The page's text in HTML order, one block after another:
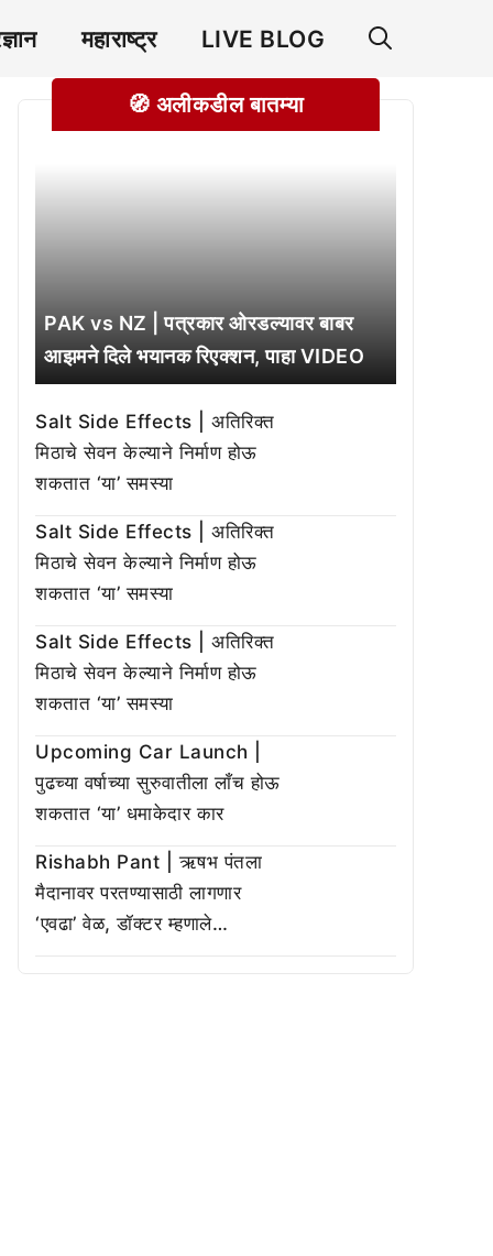
महाराष्ट्र LIVE BLOG
🧭 अलीकडील बातम्या
PAK vs NZ | पत्रकार ओरडल्यावर बाबर
आझमने दिले भयानक रिएक्शन, पाहा VIDEO
Salt Side Effects | अतिरिक्त
मिठाचे सेवन केल्याने निर्माण होऊ
शकतात ‘या’ समस्या
Salt Side Effects | अतिरिक्त
मिठाचे सेवन केल्याने निर्माण होऊ
शकतात ‘या’ समस्या
Salt Side Effects | अतिरिक्त
मिठाचे सेवन केल्याने निर्माण होऊ
शकतात ‘या’ समस्या
Upcoming Car Launch |
पुढच्या वर्षाच्या सुरुवातीला लाँच होऊ
शकतात ‘या’ धमाकेदार कार
Rishabh Pant | ऋषभ पंतला
मैदानावर परतण्यासाठी लागणार
‘एवढा’ वेळ, डॉक्टर म्हणाले…